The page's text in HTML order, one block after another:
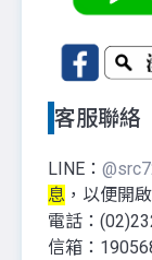
客服聯絡
LINE：
息 ，以便開
電話：
信箱：